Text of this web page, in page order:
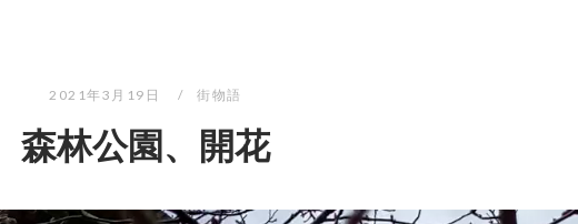
2021年3月19日 街物語
森林公園、開花